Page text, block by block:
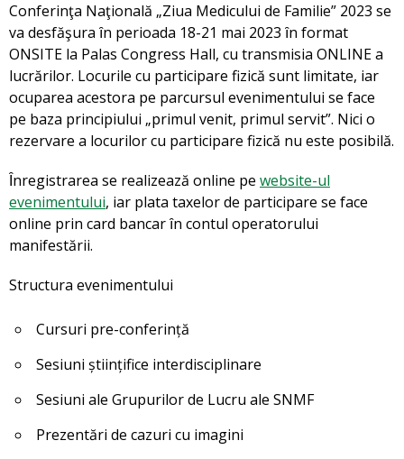
Conferinţa Naţională „Ziua Medicului de Familie” 2023 se
va desfăşura ȋn perioada 18-21 mai 2023 ȋn format
ONSITE la Palas Congress Hall, cu transmisia ONLINE a
lucrărilor. Locurile cu participare fizică sunt limitate, iar
ocuparea acestora pe parcursul evenimentului se face
pe baza principiului „primul venit, primul servit”. Nici o
rezervare a locurilor cu participare fizică nu este posibilă.
Ȋnregistrarea se realizează online pe website-ul
evenimentului, iar plata taxelor de participare se face
online prin card bancar ȋn contul operatorului
manifestării.
Structura evenimentului
Cursuri pre-conferință
Sesiuni științifice interdisciplinare
Sesiuni ale Grupurilor de Lucru ale SNMF
Prezentări de cazuri cu imagini